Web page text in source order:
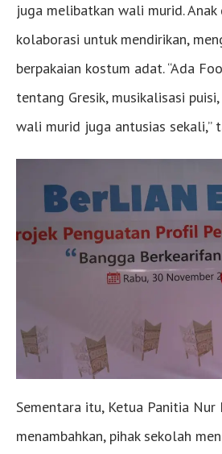
juga melibatkan wali murid.
kolaborasi untuk mendirikan,
berpakaian kostum adat. “Ada
tentang Gresik, musikalisasi
wali murid juga antusias sekali,”
Sementara itu, Ketua Panitia Nur
menambahkan, pihak sekolah